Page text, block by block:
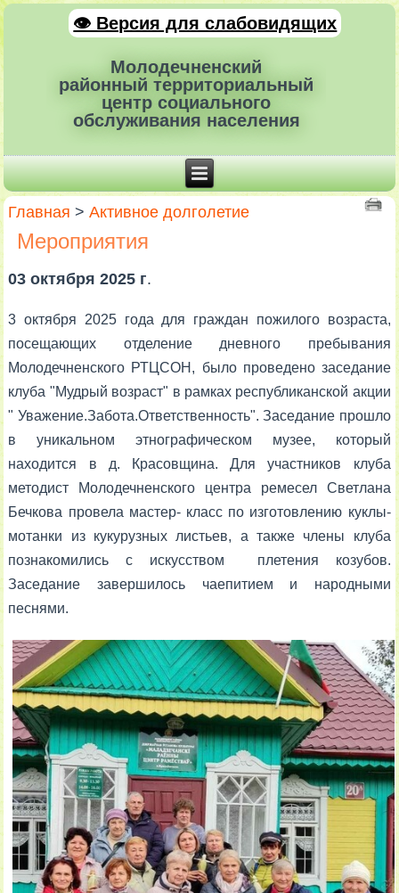
👁 Версия для слабовидящих
Молодечненский
районный территориальный
центр социального
обслуживания населения
Главная >Активное долголетие
Мероприятия
03 октября 2025 г.
3 октября 2025 года для граждан пожилого возраста,
посещающих отделение дневного пребывания
Молодечненского РТЦСОН, было проведено заседание
клуба "Мудрый возраст" в рамках республиканской акции
" Уважение.Забота.Ответственность". Заседание прошло
в уникальном этнографическом музее, который
находится в д. Красовщина. Для участников клуба
методист Молодечненского центра ремесел Светлана
Бечкова провела мастер- класс по изготовлению куклы-
мотанки из кукурузных листьев, а также члены клуба
познакомились с искусством плетения козубов.
Заседание завершилось чаепитием и народными
песнями.